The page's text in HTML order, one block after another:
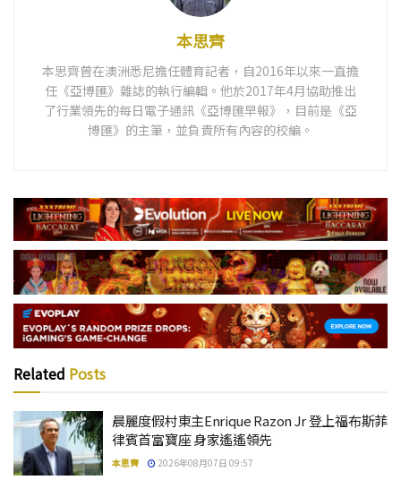
本思齊
本思齊曾在澳洲悉尼擔任體育記者，自2016年以來一直擔
任《亞博匯》雜誌的執行編輯。他於2017年4月協助推出
了行業領先的每日電子通訊《亞博匯早報》，目前是《亞
博匯》的主筆，並負責所有內容的校編。
Related Posts
晨麗度假村東主Enrique Razon Jr 登上福布斯菲
律賓首富寶座 身家遙遙領先
本思齊 2026年08月07日 09:57